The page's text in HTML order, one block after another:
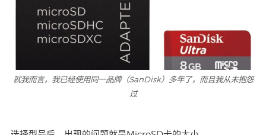
就我而言，我已经使用同一品牌（SanDisk）多年了，而且我从未抱怨
过